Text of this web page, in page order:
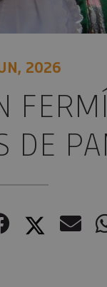
2026
DE
Facebook